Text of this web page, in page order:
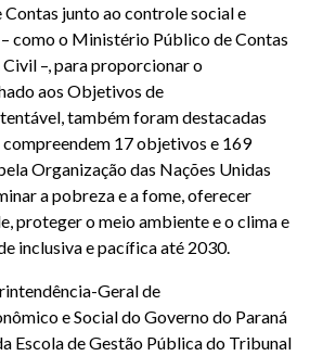
Contas junto ao controle social e
como o Ministério Público de Contas
–, para proporcionar o
aos Objetivos de
também foram destacadas
compreendem 17 objetivos e 169
Organização das Nações Unidas
a pobreza e a fome, oferecer
proteger o meio ambiente e o clima e
inclusiva e pacífica até 2030.
Geral de
e Social do Governo do Paraná
Escola de Gestão Pública do Tribunal